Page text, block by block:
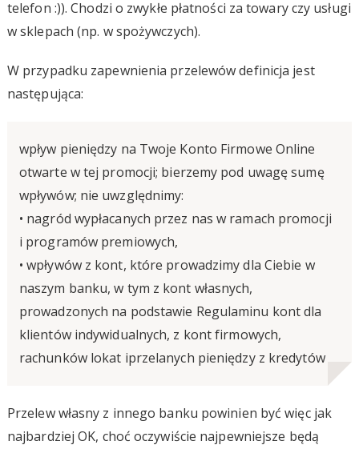
telefon :)). Chodzi o zwykłe płatności za towary czy usługi
w sklepach (np. w spożywczych).
W przypadku zapewnienia przelewów definicja jest
następująca:
wpływ pieniędzy na Twoje Konto Firmowe Online
otwarte w tej promocji; bierzemy pod uwagę sumę
wpływów; nie uwzględnimy:
• nagród wypłacanych przez nas w ramach promocji
i programów premiowych,
• wpływów z kont, które prowadzimy dla Ciebie w
naszym banku, w tym z kont własnych,
prowadzonych na podstawie Regulaminu kont dla
klientów indywidualnych, z kont firmowych,
rachunków lokat iprzelanych pieniędzy z kredytów
Przelew własny z innego banku powinien być więc jak
najbardziej OK, choć oczywiście najpewniejsze będą